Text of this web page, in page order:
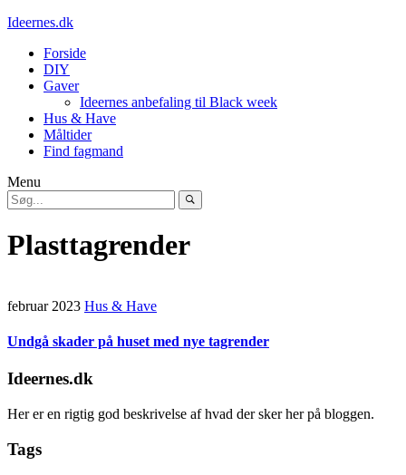
Ideernes.dk
Forside
DIY
Gaver
Ideernes anbefaling til Black week
Hus & Have
Måltider
Find fagmand
Menu
Plasttagrender
februar 2023 Hus & Have
Undgå skader på huset med nye tagrender
Ideernes.dk
Her er en rigtig god beskrivelse af hvad der sker her på bloggen.
Tags